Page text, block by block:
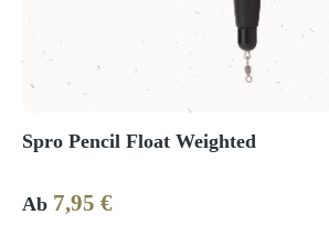
Spro Pencil Float Weighted
Regulärer Preis:
Ab 7,95 €